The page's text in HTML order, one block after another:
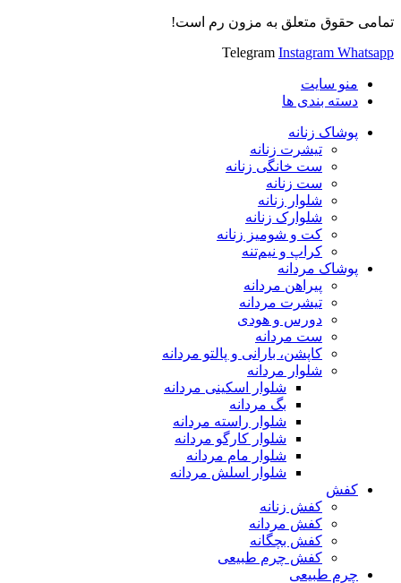
تمامی حقوق متعلق به مزون رم است!
Telegram Instagram Whatsapp
منو سایت
دسته بندی ها
پوشاک زنانه
تیشرت زنانه
ست خانگی زنانه
ست زنانه
شلوار زنانه
شلوارک زنانه
کت و شومیز زنانه
کراپ و نیم‌تنه
پوشاک مردانه
پیراهن مردانه
تیشرت مردانه
دورس و هودی
ست مردانه
کاپشن، بارانی و پالتو مردانه
شلوار مردانه
شلوار اسکینی مردانه
بگ مردانه
شلوار راسته مردانه
شلوار کارگو مردانه
شلوار مام مردانه
شلوار اسلش مردانه
کفش
کفش زنانه
کفش مردانه
کفش بچگانه
کفش چرم طبیعی
چرم طبیعی